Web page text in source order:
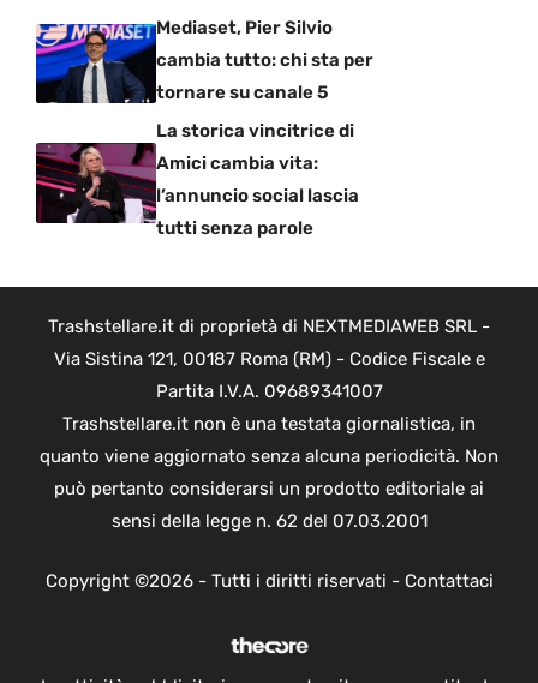
Mediaset, Pier Silvio
cambia tutto: chi sta per
tornare su canale 5
La storica vincitrice di
Amici cambia vita:
l’annuncio social lascia
tutti senza parole
Trashstellare.it di proprietà di NEXTMEDIAWEB SRL -
Via Sistina 121, 00187 Roma (RM) - Codice Fiscale e
Partita I.V.A. 09689341007
Trashstellare.it non è una testata giornalistica, in
quanto viene aggiornato senza alcuna periodicità. Non
può pertanto considerarsi un prodotto editoriale ai
sensi della legge n. 62 del 07.03.2001
Copyright ©2026 - Tutti i diritti riservati - Contattaci